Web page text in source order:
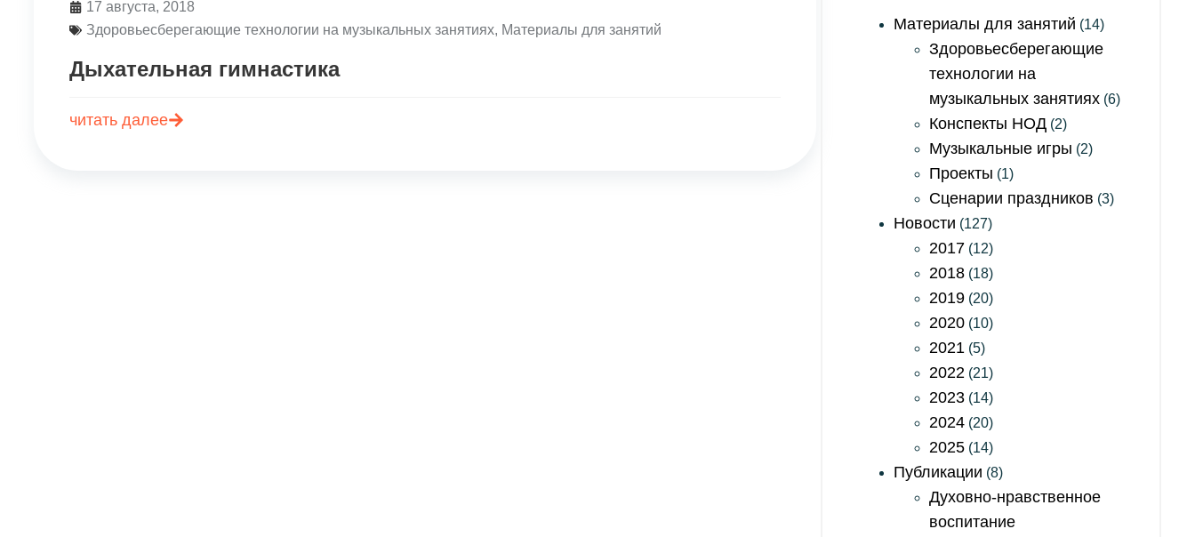
17 августа, 2018
Здоровьесберегающие технологии на музыкальных занятиях, Материалы для занятий
Дыхательная гимнастика
читать далее
Материалы для занятий (14)
Здоровьесберегающие
технологии на
музыкальных занятиях (6)
Конспекты НОД (2)
Музыкальные игры (2)
Проекты (1)
Сценарии праздников (3)
Новости (127)
2017 (12)
2018 (18)
2019 (20)
2020 (10)
2021 (5)
2022 (21)
2023 (14)
2024 (20)
2025 (14)
Публикации (8)
Духовно-нравственное
воспитание